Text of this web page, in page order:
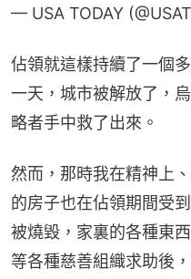
— USA TODAY
佔領就這樣持續了一個
一天，城市被解放了，
略者手中救了出來。
然而，那時我在精神上
的房子也在佔領期間受
被燒毀，家裏的各種東
等各種慈善組織求助後